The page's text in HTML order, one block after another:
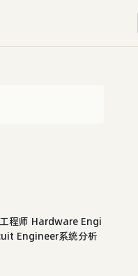
程师 Hardware Engi
Engineer系统分析